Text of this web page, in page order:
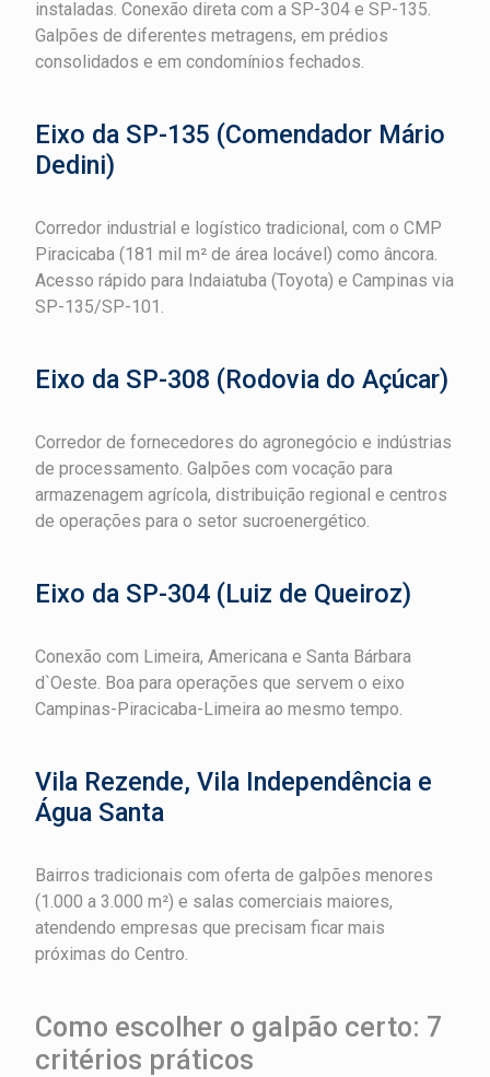
instaladas. Conexão direta com a SP-304 e SP-135.
Galpões de diferentes metragens, em prédios
consolidados e em condomínios fechados.
Eixo da SP-135 (Comendador Mário
Dedini)
Corredor industrial e logístico tradicional, com o CMP
Piracicaba (181 mil m² de área locável) como âncora.
Acesso rápido para Indaiatuba (Toyota) e Campinas via
SP-135/SP-101.
Eixo da SP-308 (Rodovia do Açúcar)
Corredor de fornecedores do agronegócio e indústrias
de processamento. Galpões com vocação para
armazenagem agrícola, distribuição regional e centros
de operações para o setor sucroenergético.
Eixo da SP-304 (Luiz de Queiroz)
Conexão com Limeira, Americana e Santa Bárbara
d`Oeste. Boa para operações que servem o eixo
Campinas-Piracicaba-Limeira ao mesmo tempo.
Vila Rezende, Vila Independência e
Água Santa
Bairros tradicionais com oferta de galpões menores
(1.000 a 3.000 m²) e salas comerciais maiores,
atendendo empresas que precisam ficar mais
próximas do Centro.
Como escolher o galpão certo: 7
critérios práticos